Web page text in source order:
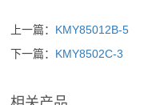
上一篇： KMY85012B-5
下一篇： KMY8502C-3